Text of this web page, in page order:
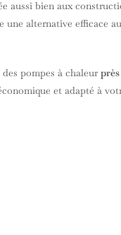
aussi bien aux
une alternative efficace
pompes à chaleur
et adapté à